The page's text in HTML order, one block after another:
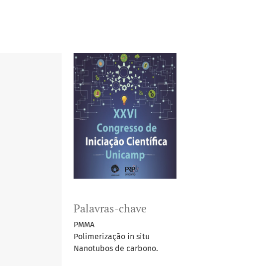
Palavras-chave
PMMA
Polimerização in situ
Nanotubos de carbono.